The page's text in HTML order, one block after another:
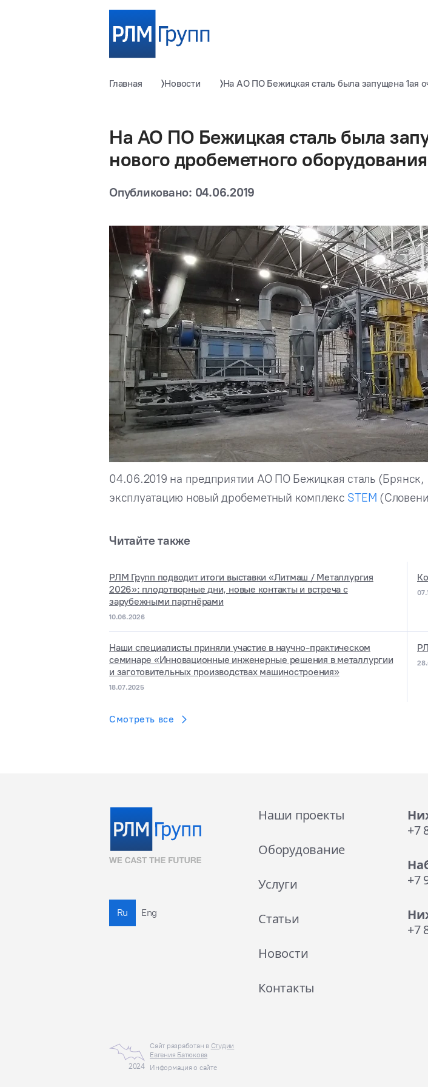
Главная Новости На АО ПО Бежицкая сталь была запущена 1ая
На АО ПО Бежицкая сталь была
нового дробеметного
Опубликовано: 04.06.2019
04.06.2019 на предприятии АО ПО Бежицкая сталь
эксплуатацию новый дробеметный комплекс STEM
Читайте также
РЛМ Групп подводит итоги выставки «Литмаш / Металлургия
2026»: плодотворные дни, новые контакты и встреча с
зарубежными партнёрами
10.06.2026
Наши специалисты приняли участие в научно-практическом
семинаре «Инновационные инженерные решения в металлургии
и заготовительных производствах машиностроения»
18.07.2025
Смотреть все
Ru Eng
Наши проекты
Оборудование
Услуги
Статьи
Новости
Контакты
+7
+7
+7
2024
Сайт разработан в Студии
Евгения Батюкова
Информация о сайте